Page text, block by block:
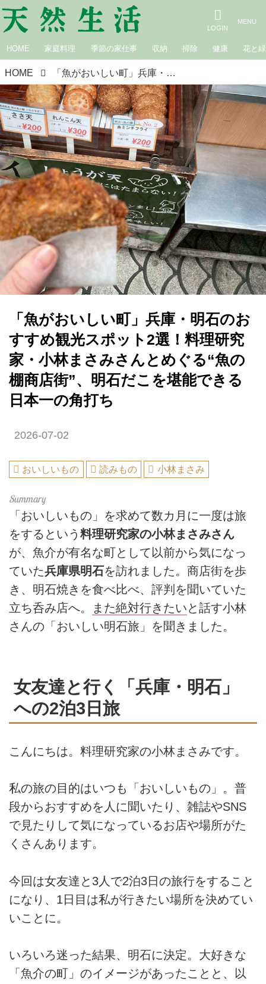
HOME 家庭料理 季節の家仕事 収納 掃除 健康 花と緑
HOME 「魚がおいしい町」兵庫・明石のおすすめ観光スポット2選！料理研究家・小林まさみさんとめぐる“魚の棚商店街”、明石だこを堪能できる日本一の角打ち
「魚がおいしい町」兵庫・明石のお
すすめ観光スポット2選！料理研究
家・小林まさみさんとめぐる“魚の
棚商店街”、明石だこを堪能できる
日本一の角打ち
2026-07-02
おいしいもの 読みもの 小林まさみ
「おいしいもの」を求めて数カ月に一度は旅
をするという 料理研究家の小林まさみさん
が、魚介が有名な町として以前から気になっ
ていた兵庫県明石を訪れました。商店街を歩
き、明石焼きを食べ比べ、評判を聞いていた
立ち呑み店へ。
また絶対行きたいと話す小林
さんの「おいしい明石旅」を聞きました。
女友達と行く「兵庫・明石」
への2泊3日旅
こんにちは。料理研究家の小林まさみです。
私の旅の目的はいつも「おいしいもの」。普
段からおすすめを人に聞いたり、雑誌やSNS
で見たりして気になっているお店や場所がた
くさんあります。
今回は女友達と3人で2泊3日の旅行をすること
になり、1日目は私が行きたい場所を決めてい
いことに。
いろいろ迷った結果、明石に決定。大好きな
「魚介の町」のイメージがあったことと、以